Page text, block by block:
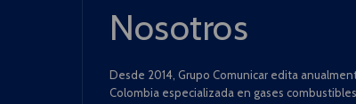
Nosotros
Desde 2014, Grupo Comunicar edita
Colombia especializada en gases